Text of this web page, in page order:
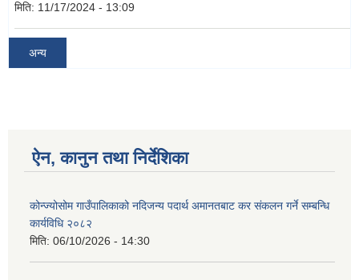
मिति: 11/17/2024 - 13:09
अन्य
ऐन, कानुन तथा निर्देशिका
कोन्ज्योसोम गाउँपालिकाको नदिजन्य पदार्थ अमानतबाट कर संकलन गर्ने सम्बन्धि
कार्यविधि २०८२
मिति: 06/10/2026 - 14:30